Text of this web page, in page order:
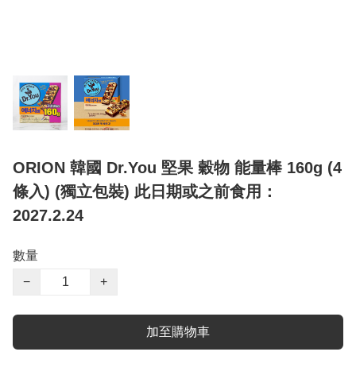
ORION 韓國 Dr.You 堅果 穀物 能量棒 160g (4
條入) (獨立包裝) 此日期或之前食用：
2027.2.24
數量
−
+
加至購物車